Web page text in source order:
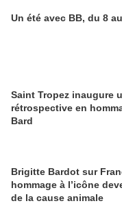
Un été avec BB, du 8
Saint Tropez inaugure
rétrospective en
Bard
Brigitte Bardot sur
hommage à l’icône
de la cause animale